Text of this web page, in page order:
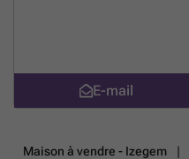
E-mail
Maison à vendre - Izegem